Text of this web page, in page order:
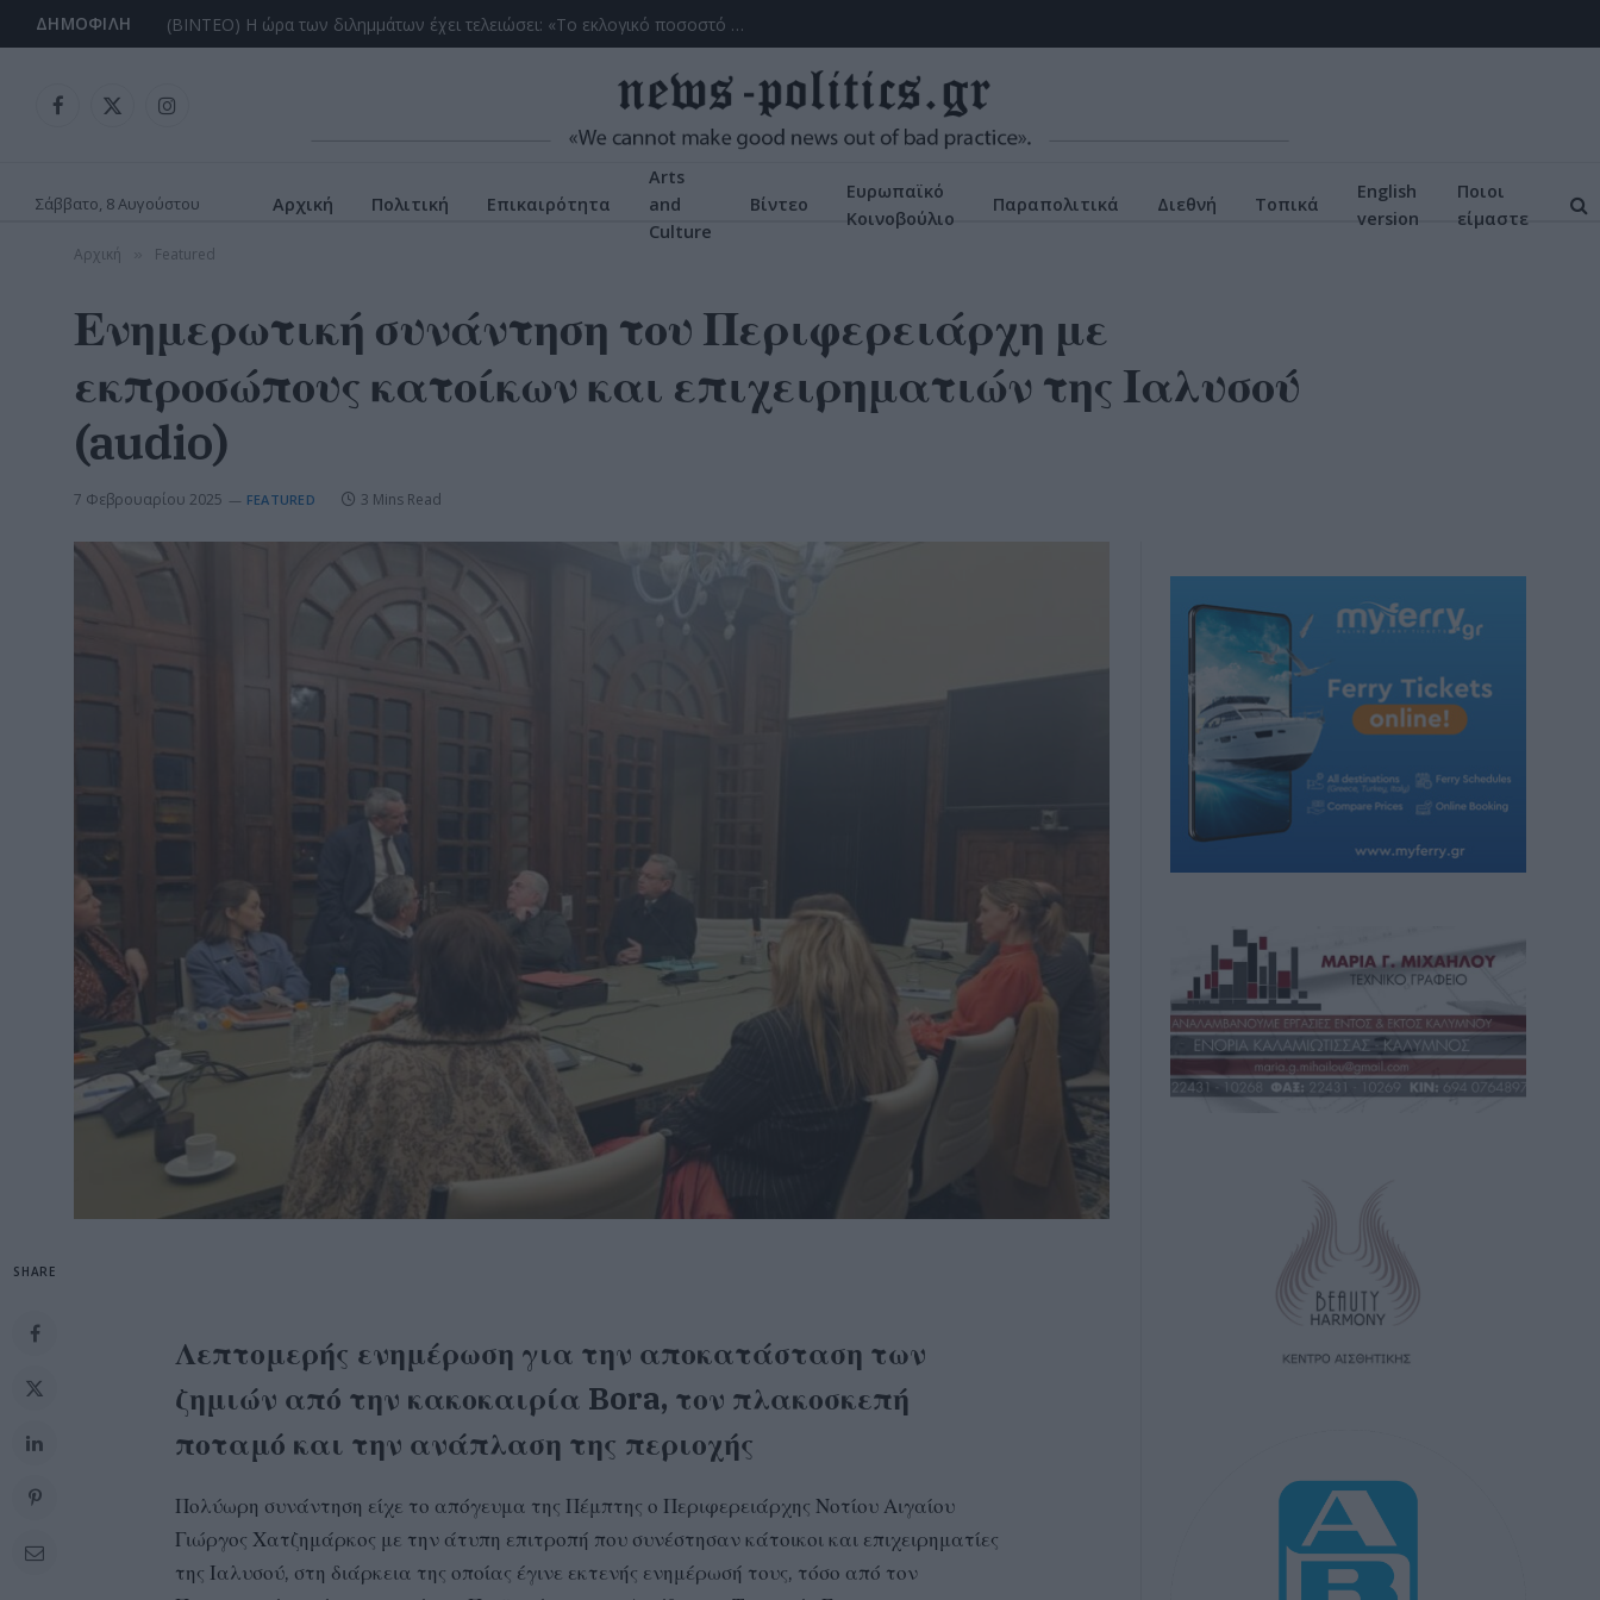
ΔΗΜΟΦΙΛΉ (ΒΙΝΤΕΟ) Η ώρα των διλημμάτων έχει τελειώσει: «Το εκλογικό ποσοστό του Αν. Σαμαρά θα είναι έκπληξη για όλους»
Facebook
X
Instagram
Σάββατο, 8 Αυγούστου Αρχική Πολιτική Επικαιρότητα
Arts
and
Culture
Βίντεο
Ευρωπαϊκό
Κοινοβούλιο
Παραπολιτικά Διεθνή Τοπικά
English
version
Ποιοι
είμαστε
Αρχική Featured
Ενημερωτική συνάντηση του Περιφερειάρχη με
εκπροσώπους κατοίκων και επιχειρηματιών της Ιαλυσού
(audio)
7 Φεβρουαρίου 2025 FEATURED 3 Mins Read
SHARE
Λεπτομερής ενημέρωση για την αποκατάσταση των
ζημιών από την κακοκαιρία Bora, τον πλακοσκεπή
ποταμό και την ανάπλαση της περιοχής
Πολύωρη συνάντηση είχε το απόγευμα της Πέμπτης ο Περιφερειάρχης Νοτίου Αιγαίου
Γιώργος Χατζημάρκος με την άτυπη επιτροπή που συνέστησαν κάτοικοι και επιχειρηματίες
της Ιαλυσού, στη διάρκεια της οποίας έγινε εκτενής ενημέρωσή τους, τόσο από τον